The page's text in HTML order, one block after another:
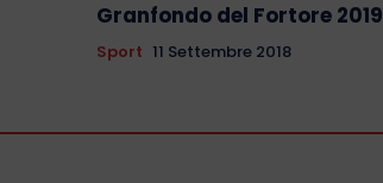
Granfondo del Fortore 2019
Sport 11 Settembre 2018